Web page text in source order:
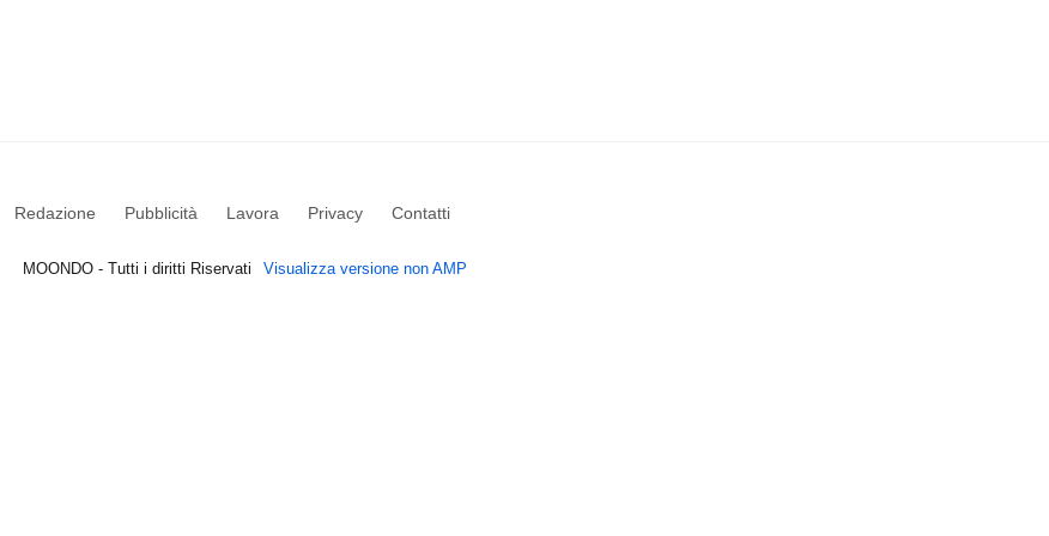
Redazione Pubblicità Lavora Privacy Contatti
MOONDO - Tutti i diritti Riservati Visualizza versione non AMP